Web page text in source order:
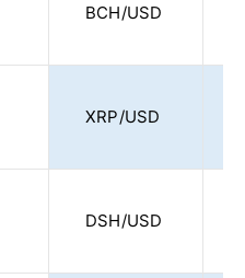
BCH/USD
XRP/USD
DSH/USD